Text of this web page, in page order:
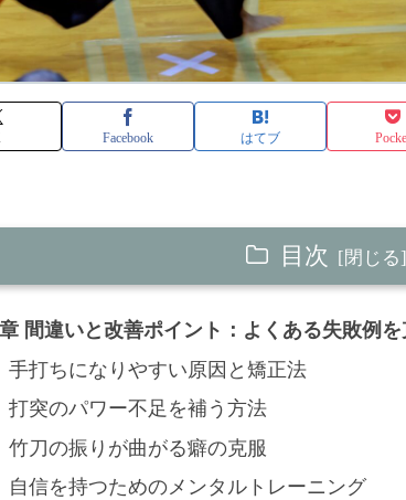
Facebook はてブ
目次
間違いと改善ポイント：よくある失敗例
手打ちになりやすい原因と矯正法
打突のパワー不足を補う方法
竹刀の振りが曲がる癖の克服
自信を持つためのメンタルトレーニング